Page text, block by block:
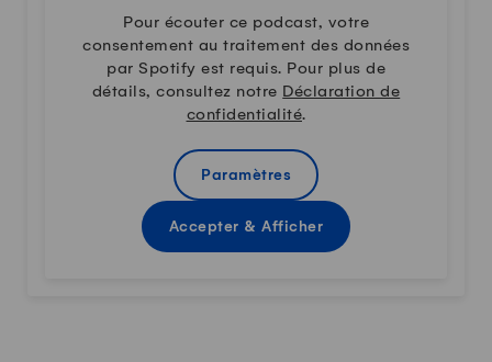
Pour écouter ce podcast, votre
consentement au traitement des données
par Spotify est requis. Pour plus de
détails, consultez notre Déclaration de
confidentialité.
Paramètres
Accepter & Afficher